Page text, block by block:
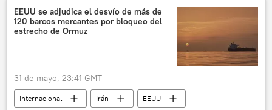
EEUU se adjudica el desvío de más de
120 barcos mercantes por bloqueo del
estrecho de Ormuz
31 de mayo, 23:41 GMT
Internacional Irán
EEUU